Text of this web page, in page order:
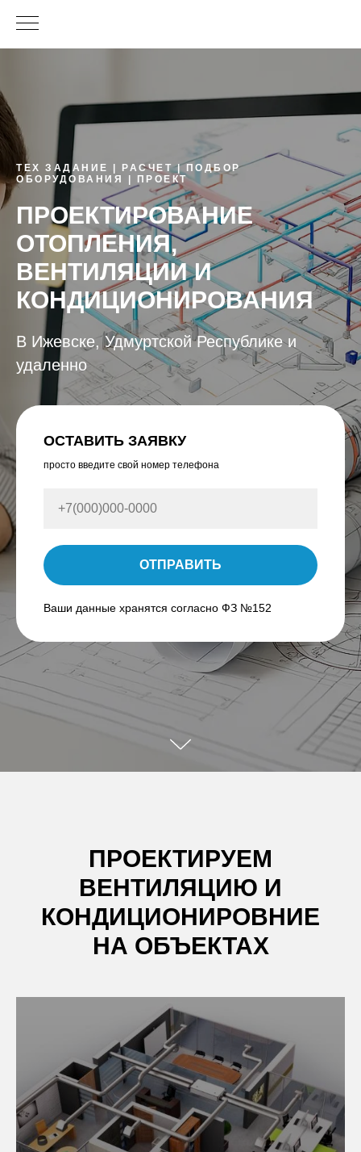
ТЕХ ЗАДАНИЕ | РАСЧЕТ | ПОДБОР
ОБОРУДОВАНИЯ | ПРОЕКТ
ПРОЕКТИРОВАНИЕ
ОТОПЛЕНИЯ,
ВЕНТИЛЯЦИИ И
КОНДИЦИОНИРОВАНИЯ
В Ижевске, Удмуртской Республике и
удаленно
ОСТАВИТЬ ЗАЯВКУ
просто введите свой номер телефона
ОТПРАВИТЬ
Ваши данные хранятся согласно ФЗ №152
ПРОЕКТИРУЕМ
ВЕНТИЛЯЦИЮ И
КОНДИЦИОНИРОВНИЕ
НА ОБЪЕКТАХ